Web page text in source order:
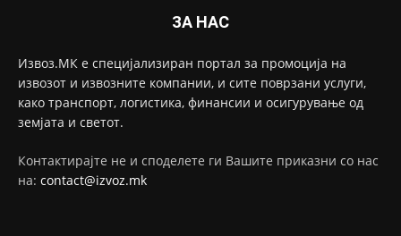
ЗА НАС
Извоз.МК е специјализиран портал за промоција на
извозот и извозните компании, и сите поврзани услуги,
како транспорт, логистика, финансии и осигурување од
земјата и светот.
Контактирајте не и споделете ги Вашите приказни со нас
на: contact@izvoz.mk